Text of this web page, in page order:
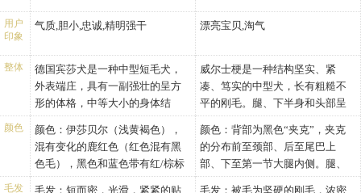
用户
印象
气质,胆小,忠诚,精明强干 漂亮宝贝,淘气
整体
德国宾莎犬是一种中型短毛犬，
外表端庄，具有一副强壮的呈方
形的体格，中等大小的身体结
构，肌肉发达有力因而具有忍耐
力，活泼。精力充沛，警惕，机
警，敏捷，无畏，坚定，聪明，
忠诚，德国宾莎犬具备一个看门
狗和伴侣狗的先决条件。德国宾
威尔士梗是一种结构坚实、紧
凑、笃实的中型犬，长有粗糙不
平的刚毛。腿、下半身和头部呈
黄褐色；背部等处为黑色（有时
呈灰色）“夹克”。断尾，使其成
为“正方形”狗，体长与肩高大致
相等。其步态是典型的长腿梗类
犬的小跑。轻松，伸展和驱动都
颜色
颜色：伊莎贝尔（浅黄褐色），
混有变化的鹿红色（红色混有黑
色毛），黑色和蓝色带有红/棕标
记。在红色中，相对深色标记丰
颜色：背部为黑色“夹克”，夹克
的分布前至颈部、后至尾巴上
部、下至第一节大腿内侧。腿、
脚和头部为单一的褐色。褐色是
毛发
毛发：短而密，光滑，紧紧的贴
毛发：被毛为坚硬的刚毛，浓密